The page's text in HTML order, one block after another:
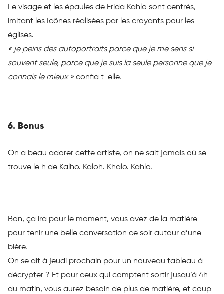
Le visage et les épaules de Frida Kahlo sont centrés,
imitant les Icônes réalisées par les croyants pour les
églises.
« je peins des autoportraits parce que je me sens si
souvent seule, parce que je suis la seule personne que je
connais le mieux » confia t-elle.
6. Bonus
On a beau adorer cette artiste, on ne sait jamais où se
trouve le h de Kalho. Kaloh. Khalo. Kahlo.
Bon, ça ira pour le moment, vous avez de la matière
pour tenir une belle conversation ce soir autour d’une
bière.
On se dit à jeudi prochain pour un nouveau tableau à
décrypter ? Et pour ceux qui comptent sortir jusqu’à 4h
du matin, vous aurez besoin de plus de matière, et coup